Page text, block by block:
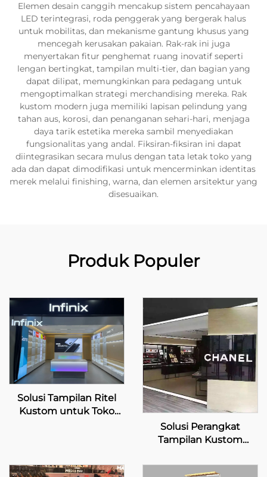
Elemen desain canggih mencakup sistem pencahayaan
LED terintegrasi, roda penggerak yang bergerak halus
untuk mobilitas, dan mekanisme gantung khusus yang
mencegah kerusakan pakaian. Rak-rak ini juga
menyertakan fitur penghemat ruang inovatif seperti
lengan bertingkat, tampilan multi-tier, dan bagian yang
dapat dilipat, memungkinkan para pedagang untuk
mengoptimalkan strategi merchandising mereka. Rak
kustom modern juga memiliki lapisan pelindung yang
tahan aus, korosi, dan penanganan sehari-hari, menjaga
daya tarik estetika mereka sambil menyediakan
fungsionalitas yang andal. Fiksiran-fiksiran ini dapat
diintegrasikan secara mulus dengan tata letak toko yang
ada dan dapat dimodifikasi untuk mencerminkan identitas
merek melalui finishing, warna, dan elemen arsitektur yang
disesuaikan.
Produk Populer
Solusi Tampilan Ritel
Kustom untuk Toko
Solusi Perangkat
Tampilan Kustom